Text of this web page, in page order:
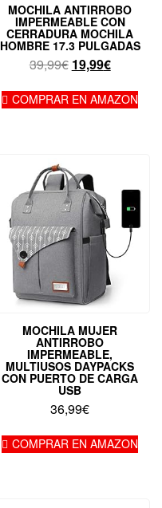
MOCHILA ANTIRROBO
IMPERMEABLE CON
CERRADURA MOCHILA
HOMBRE 17.3 PULGADAS
39,99€ El
original
19,99€El
actual
COMPRAR EN AMAZON
MOCHILA MUJER
ANTIRROBO
IMPERMEABLE,
MULTIUSOS DAYPACKS
CON PUERTO DE CARGA
USB
36,99€
COMPRAR EN AMAZON